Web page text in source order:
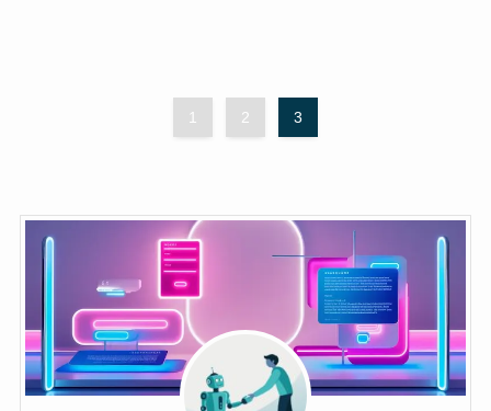
1 2 3